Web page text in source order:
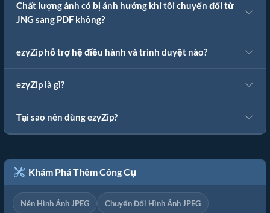
Chất lượng ảnh có bị ảnh hưởng khi tôi chuyển đổi từ
JNG sang PDF không?
ezyZip hỗ trợ hệ điều hành và trình duyệt nào?
ezyZip là gì?
Tại sao nên dùng ezyZip?
Khám Phá Thêm Công Cụ
Nén Hình Ảnh JPEG Chuyển Đổi Hình Ảnh JPEG